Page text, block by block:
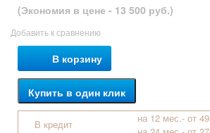
(Экономия в цене - 13 500 руб.)
Добавить к сравнению
В корзину
Купить в один клик
В кредит
на 12 мес.- от